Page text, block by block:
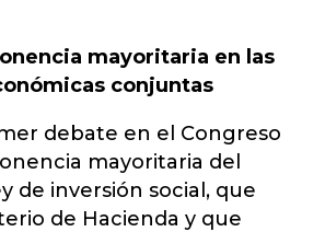
mayoritaria en las
conjuntas
debate en el Congreso
mayoritaria del
de inversión social, que
de Hacienda y que